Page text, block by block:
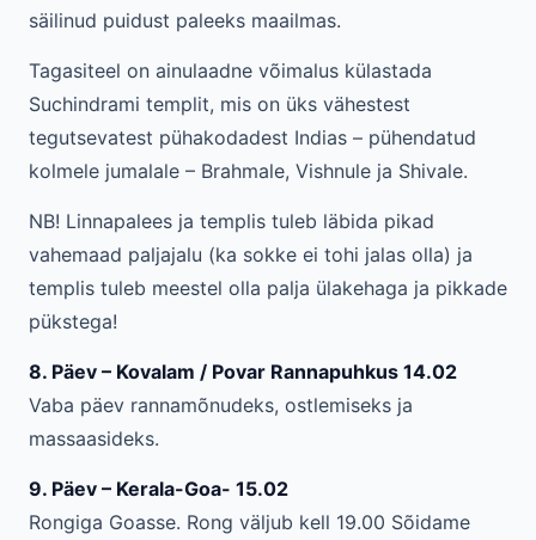
säilinud puidust paleeks maailmas.
Tagasiteel on ainulaadne võimalus külastada
Suchindrami templit, mis on üks vähestest
tegutsevatest pühakodadest Indias – pühendatud
kolmele jumalale – Brahmale, Vishnule ja Shivale.
NB! Linnapalees ja templis tuleb läbida pikad
vahemaad paljajalu (ka sokke ei tohi jalas olla) ja
templis tuleb meestel olla palja ülakehaga ja pikkade
pükstega!
8. Päev – Kovalam / Povar Rannapuhkus 14.02
Vaba päev rannamõnudeks, ostlemiseks ja
massaasideks.
9. Päev – Kerala-Goa- 15.02
Rongiga Goasse. Rong väljub kell 19.00 Sõidame